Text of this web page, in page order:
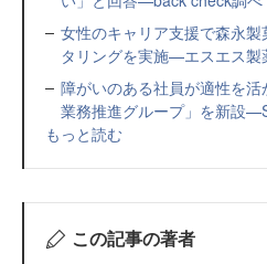
女性のキャリア支援で森永
タリングを実施—エスエス製
障がいのある社員が適性を
業務推進グループ」を新設
もっと読む
この記事の著者